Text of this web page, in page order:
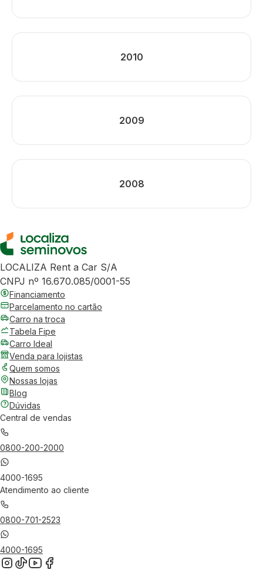
2010
2009
2008
LOCALIZA Rent a Car S/A
CNPJ nº 16.670.085/0001-55
Financiamento
Parcelamento no cartão
Carro na troca
Tabela Fipe
Carro Ideal
Venda para lojistas
Quem somos
Nossas lojas
Blog
Dúvidas
Central de vendas
0800-200-2000
4000-1695
Atendimento ao cliente
0800-701-2523
4000-1695